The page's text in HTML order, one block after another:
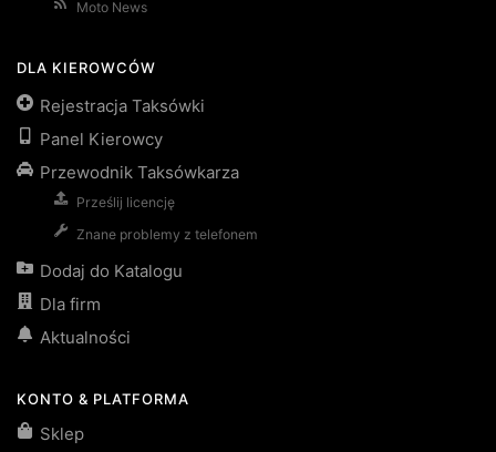
Moto News
DLA KIEROWCÓW
Rejestracja Taksówki
Panel Kierowcy
Przewodnik Taksówkarza
Prześlij licencję
Znane problemy z telefonem
Dodaj do Katalogu
Dla firm
Aktualności
KONTO & PLATFORMA
Sklep